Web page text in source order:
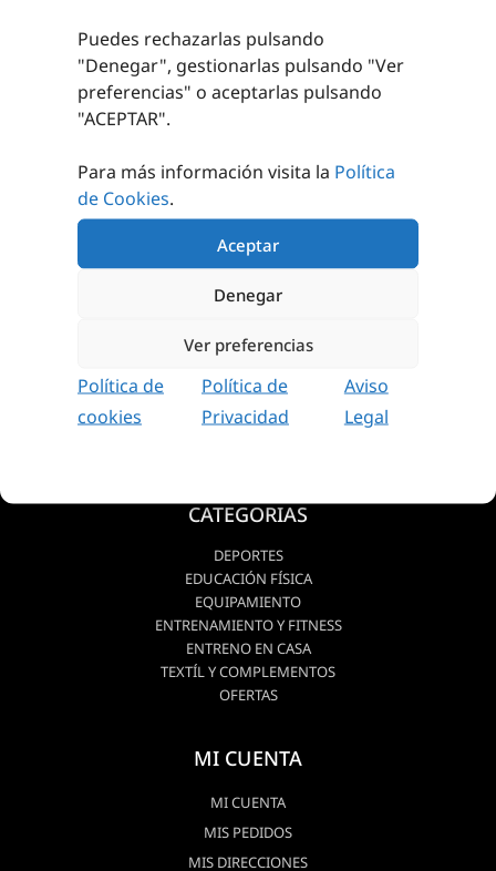
Puedes rechazarlas pulsando
"Denegar", gestionarlas pulsando "Ver
preferencias" o aceptarlas pulsando
"ACEPTAR".
Para más información visita la Política
de Cookies.
Aceptar
Denegar
Ver preferencias
Política de
cookies
Política de
Privacidad
Aviso
Legal
Nos encargamos de tus instalaciones deportivas.
CATÁLOGOS 24/25 y 25/26
TRABAJOS REALIZADOS
CATEGORIAS
DEPORTES
EDUCACIÓN FÍSICA
EQUIPAMIENTO
ENTRENAMIENTO Y FITNESS
ENTRENO EN CASA
TEXTÍL Y COMPLEMENTOS
OFERTAS
MI CUENTA
MI CUENTA
MIS PEDIDOS
MIS DIRECCIONES